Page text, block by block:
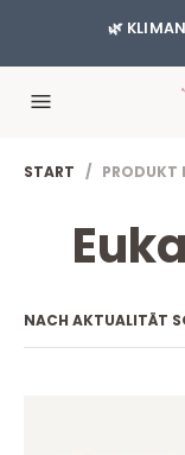
🌿
START / PRODUKT